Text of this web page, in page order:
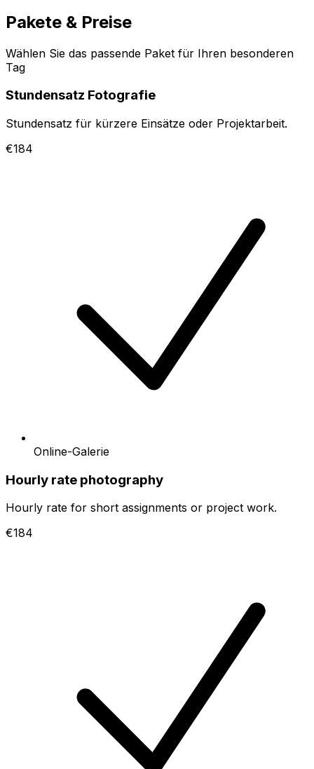
Pakete & Preise
Wählen Sie das passende Paket für Ihren besonderen
Tag
Stundensatz Fotografie
Stundensatz für kürzere Einsätze oder Projektarbeit.
€184
Online-Galerie
Hourly rate photography
Hourly rate for short assignments or project work.
€184